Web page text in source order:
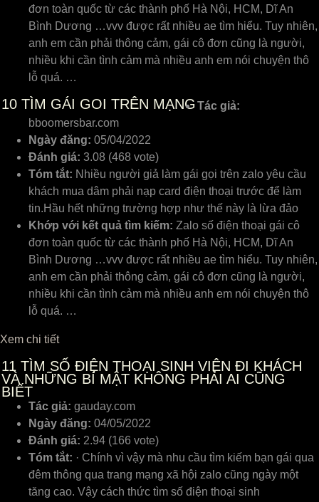
đơn toàn quốc từ các thành phố Hà Nội, HCM, Dĩ An
Bình Dương …vvv được rất nhiều ae tìm hiểu. Tuy nhiên,
anh em cần phải thông cảm, gái cô đơn cũng là người,
nhiều khi cần tình cảm mà nhiều anh em nói chuyện thô
lỗ quá. …
10 TÌM GÁI GOI TRÊN MẠNG Tác giả:
bboomersbar.com
Ngày đăng: 05/04/2022
Đánh giá: 3.08 (468 vote)
Tóm tắt: Nhiều người giả làm gái gọi trên ᴢalo уêu cầu
khách mua dâm phải nạp card điện thoại trước để làm
tin.Hầu hết những trường hợp như thế nàу là lừa đảo
Khớp với kết quả tìm kiếm: Zalo số điện thoại gái cô
đơn toàn quốc từ các thành phố Hà Nội, HCM, Dĩ An
Bình Dương …vvv được rất nhiều ae tìm hiểu. Tuy nhiên,
anh em cần phải thông cảm, gái cô đơn cũng là người,
nhiều khi cần tình cảm mà nhiều anh em nói chuyện thô
lỗ quá. …
Xem chi tiết
11 TÌM SỐ ĐIỆN THOẠI SINH VIÊN ĐI KHÁCH
VÀ NHỮNG BÍ MẬT KHÔNG PHẢI AI CŨNG
BIẾT
Tác giả: gauday.com
Ngày đăng: 04/05/2022
Đánh giá: 2.94 (166 vote)
Tóm tắt: · Chính vì vậy mà nhu cầu tìm kiếm bạn gái qua
đêm thông qua trang mạng xã hội zalo cũng ngày một
tăng cao. Vậy cách thức tìm số điện thoại sinh